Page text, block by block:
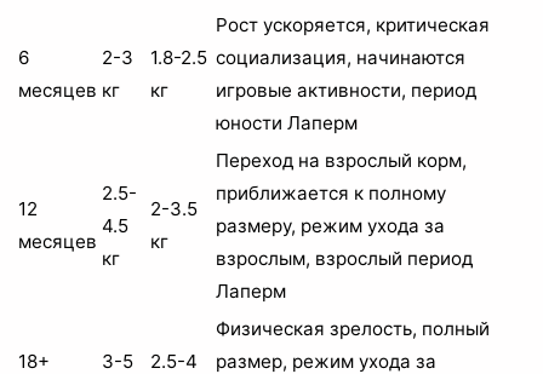
6
месяцев
2-3
кг
1.8-2.5
кг
Рост ускоряется, критическая
социализация, начинаются
игровые активности, период
юности Лаперм
12
месяцев
2.5-
4.5
кг
2-3.5
кг
Переход на взрослый корм,
приближается к полному
размеру, режим ухода за
взрослым, взрослый период
Лаперм
18+
3-5
2.5-4
Физическая зрелость, полный
размер, режим ухода за